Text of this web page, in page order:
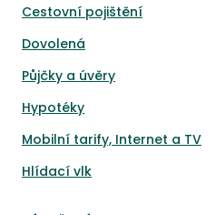
Cestovní pojištění
Dovolená
Půjčky a úvěry
Hypotéky
Mobilní tarify, Internet a TV
Hlídací vlk